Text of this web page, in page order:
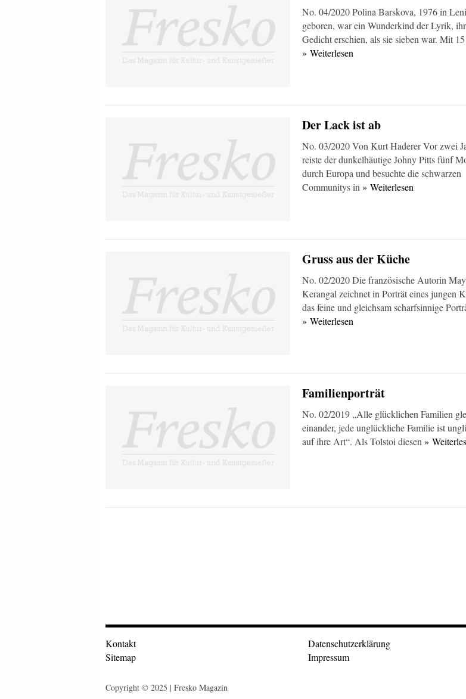
No. 04/2020 Polina Barskova, 1976 in
geboren, war ein Wunderkind der Lyrik,
Gedicht erschien, als sie sieben war. Mit 15
» Weiterlesen
Der Lack ist ab
No. 03/2020 Von Kurt Haderer Vor zwei
reiste der dunkelhäutige Johny Pitts fünf
durch Europa und besuchte die schwarzen
Communitys in » Weiterlesen
Gruss aus der Küche
No. 02/2020 Die französische Autorin
Kerangal zeichnet in Porträt eines jungen
das feine und gleichsam scharfsinnige
» Weiterlesen
Familienporträt
No. 02/2019 „Alle glücklichen Familien
einander, jede unglückliche Familie ist
auf ihre Art“. Als Tolstoi diesen »
Kontakt
Sitemap
Datenschutzerklärung
Impressum
Copyright © 2025 | Fresko Magazin